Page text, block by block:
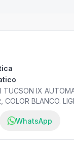
IX
COLOR BLANCO.
WhatsApp